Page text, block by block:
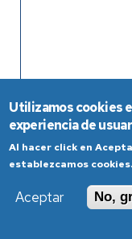
El profesorado del
Investigación de
Innovación Docente,
continuación se
Universidad de Zaragoza
Utilizamos cookies
experiencia de
Al hacer click en
establezcamos cookies.
Aceptar
No,